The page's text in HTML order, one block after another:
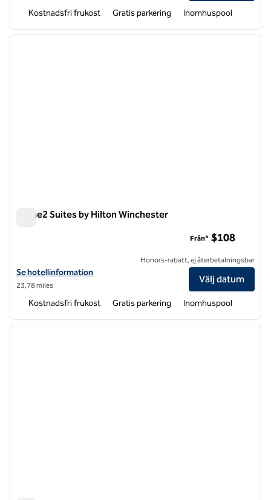
Kostnadsfri frukost Gratis parkering Inomhuspool
1 av 12
nästa
Home2 Suites by Hilton Winchester
Visa hotelluppgifter för Home2 Suites by Hilton Winchester
Se hotellinformation
23,78 miles
Från* $108
Honors-rabatt, ej återbetalningsbar
Välj datum
Kostnadsfri frukost Gratis parkering Inomhuspool
1 av 12
nästa